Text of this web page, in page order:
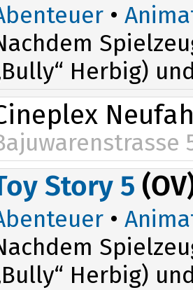
•
Herbig)
15:15Story 5
•
Herbig)